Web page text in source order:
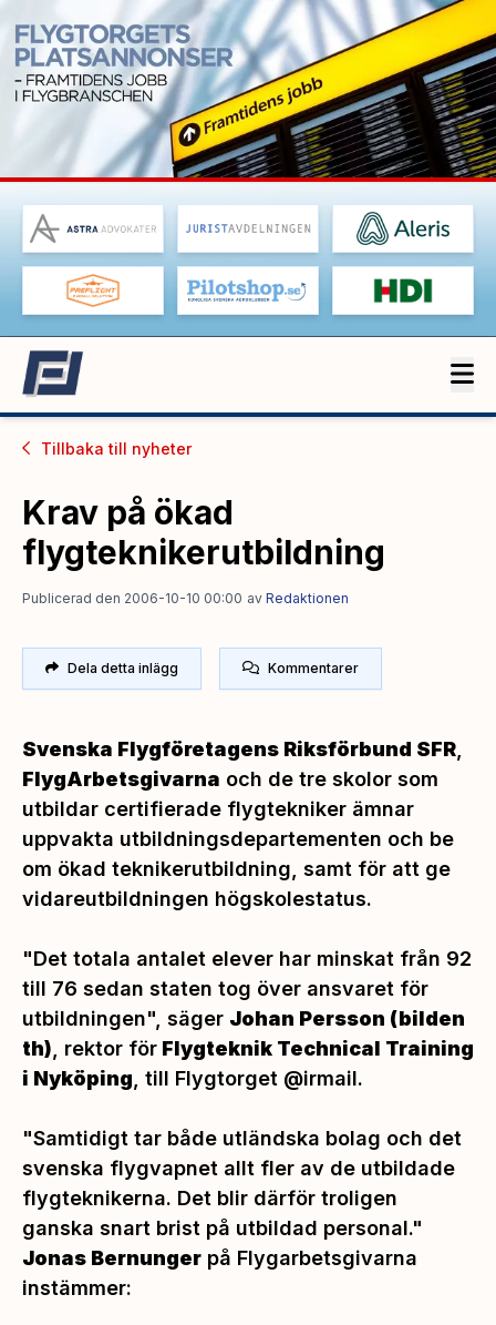
Tillbaka till nyheter
Krav på ökad
flygteknikerutbildning
Publicerad den 2006-10-10 00:00 av Redaktionen
Dela detta inlägg Kommentarer
Svenska Flygföretagens Riksförbund SFR
FlygArbetsgivarna och de tre skolor som
utbildar certifierade flygtekniker ämnar
uppvakta utbildningsdepartementen och be
om ökad teknikerutbildning, samt för att ge
vidareutbildningen högskolestatus.
"Det totala antalet elever har minskat från 92
till 76 sedan staten tog över ansvaret för
utbildningen", säger Johan Persson (bilden
th)
rektor för Flygteknik Technical Training
i Nyköping , till Flygtorget @irmail.
"Samtidigt tar både utländska bolag och det
svenska flygvapnet allt fler av de utbildade
flygteknikerna. Det blir därför troligen
ganska snart brist på utbildad personal."
Jonas Bernunger på Flygarbetsgivarna
instämmer: